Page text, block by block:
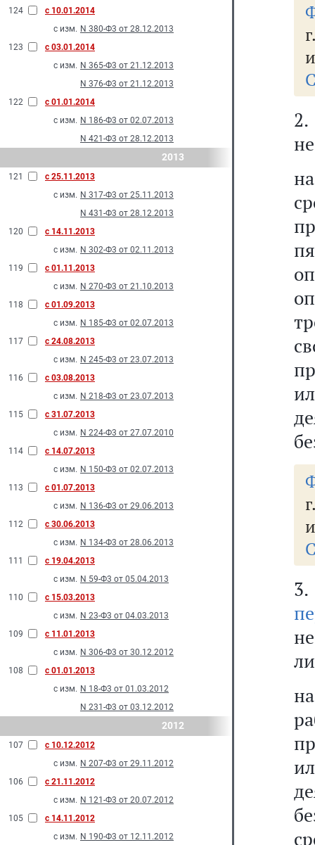
124
с 10.01.2014
с изм. N 380-Ф3 от 28.12.2013
123
с 03.01.2014
с изм. N 365-Ф3 от 21.12.2013
N 376-Ф3 от 21.12.2013
122
с 01.01.2014
с изм. N 186-Ф3 от 02.07.2013
N 421-Ф3 от 28.12.2013
2013
121
с 25.11.2013
с изм. N 317-Ф3 от 25.11.2013
N 431-Ф3 от 28.12.2013
120
с 14.11.2013
с изм. N 302-Ф3 от 02.11.2013
119
с 01.11.2013
с изм. N 270-Ф3 от 21.10.2013
118
с 01.09.2013
с изм. N 185-Ф3 от 02.07.2013
117
с 24.08.2013
с изм. N 245-Ф3 от 23.07.2013
116
с 03.08.2013
с изм. N 218-Ф3 от 23.07.2013
115
с 31.07.2013
с изм. N 224-Ф3 от 27.07.2010
114
с 14.07.2013
с изм. N 150-Ф3 от 02.07.2013
113
с 01.07.2013
с изм. N 136-Ф3 от 29.06.2013
112
с 30.06.2013
с изм. N 134-Ф3 от 28.06.2013
111
с 19.04.2013
с изм. N 59-Ф3 от 05.04.2013
110
с 15.03.2013
с изм. N 23-Ф3 от 04.03.2013
109
с 11.01.2013
с изм. N 306-Ф3 от 30.12.2012
108
с 01.01.2013
с изм. N 18-Ф3 от 01.03.2012
N 231-Ф3 от 03.12.2012
2012
107
с 10.12.2012
с изм. N 207-Ф3 от 29.11.2012
106
с 21.11.2012
с изм. N 121-Ф3 от 20.07.2012
105
с 14.11.2012
с изм. N 190-Ф3 от 12.11.2012